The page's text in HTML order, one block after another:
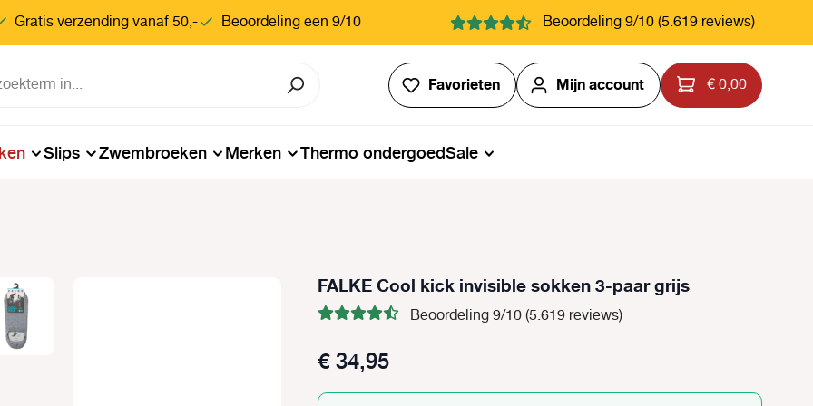
Gratis verzending vanaf 50,- Beoordeling een 9/10 Beoordeling 9/10 (5.619 reviews)
Favorieten Je hebt 0 items op je verlanglijstje
Mijn account € 0,00
Slips Zwembroeken Merken Thermo ondergoedSale
FALKE Cool kick invisible sokken 3-paar grijs
Beoordeling 9/10 (5.619 reviews)
€ 34,95